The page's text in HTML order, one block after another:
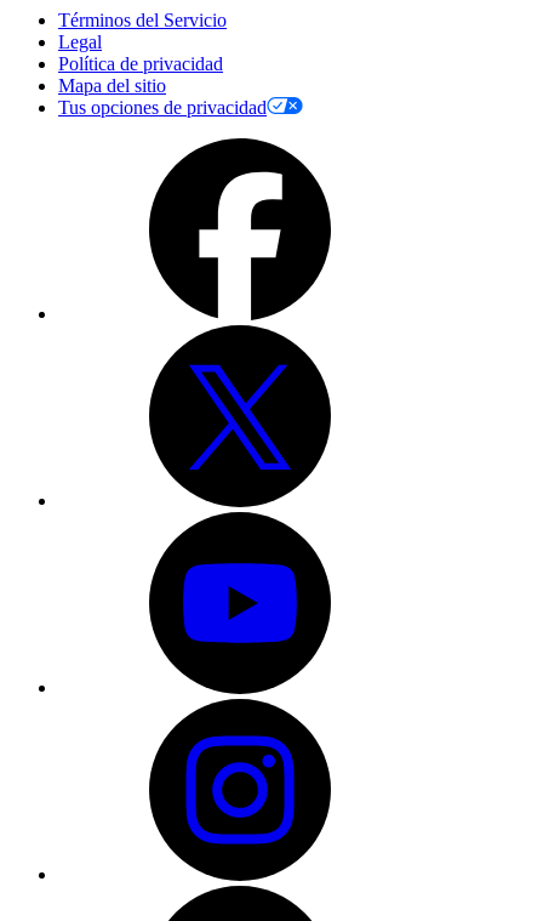
Términos del Servicio
Legal
Política de privacidad
Mapa del sitio
Tus opciones de privacidad